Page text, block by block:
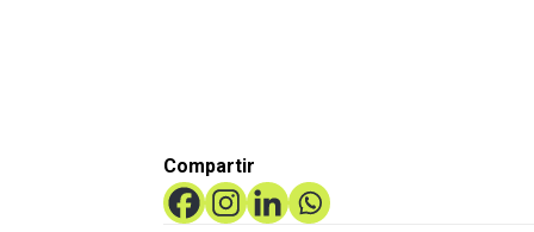
Compartir